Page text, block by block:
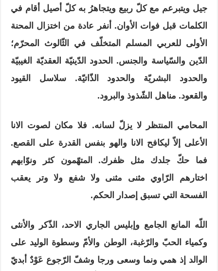
جيل ويتبرعم مع كلّ ربيع ويتجاهرُ به كلّ أصيل أقام في
الكلمات قبل فوات الأوان. أنفر عادة من اختزال المحنة
الأولى للعربي المسلم المتخلّف في الثّالوث المحرّم؛
الدّين والسّياسة والجنس. الحدود الدّينيّة العقديّة الغيبيّة
والحدود البشريّة والحدود الذّاتيّة. سلاسل القيود
والقعود. مناهل الشّذوذ والبرود.
المحامي المنتظر لا يزلّ لسانه. فلا مكان لصوت الانا
الأعلى إلاّ ليكافح الانا والهو بنفس القدرة على القصع.
فما حكّ جلدك مثل ظفرك. المتهّمون كثر ونوّابهم
اختارهم الرّاوي مثنى مثنى ولا شفع ولا وتر يعقب
الفسحة التي تسبق إصدار الحكم.
اللّه المانع الجامع وإبليس الجاري الاحد، الذّكر والأنثى
وكمياء الحبّ والرّغبة، الوطن والأمّ وسطوة الوليد على
الوالد إذ همي ونما وسعى ورجا وشفّ الرّجوع عَوْدٌ أبديّ